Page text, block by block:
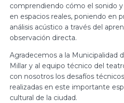
comprendiendo cómo el sonido
en espacios reales, poniendo en
análisis acústico a través del
observación directa.
Agradecemos a la Municipalidad
Millar y al equipo técnico del
con nosotros los desafíos
realizadas en este importante
cultural de la ciudad.